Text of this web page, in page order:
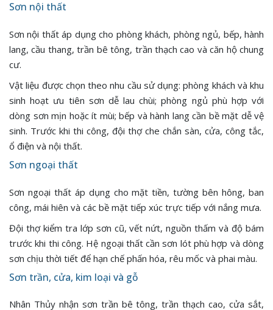
Sơn nội thất
Sơn nội thất áp dụng cho phòng khách, phòng ngủ, bếp, hành
lang, cầu thang, trần bê tông, trần thạch cao và căn hộ chung
cư.
Vật liệu được chọn theo nhu cầu sử dụng: phòng khách và khu
sinh hoạt ưu tiên sơn dễ lau chùi; phòng ngủ phù hợp với
dòng sơn mịn hoặc ít mùi; bếp và hành lang cần bề mặt dễ vệ
sinh. Trước khi thi công, đội thợ che chắn sàn, cửa, công tắc,
ổ điện và nội thất.
Sơn ngoại thất
Sơn ngoại thất áp dụng cho mặt tiền, tường bên hông, ban
công, mái hiên và các bề mặt tiếp xúc trực tiếp với nắng mưa.
Đội thợ kiểm tra lớp sơn cũ, vết nứt, nguồn thấm và độ bám
trước khi thi công. Hệ ngoại thất cần sơn lót phù hợp và dòng
sơn chịu thời tiết để hạn chế phấn hóa, rêu mốc và phai màu.
Sơn trần, cửa, kim loại và gỗ
Nhân Thủy nhận sơn trần bê tông, trần thạch cao, cửa sắt,